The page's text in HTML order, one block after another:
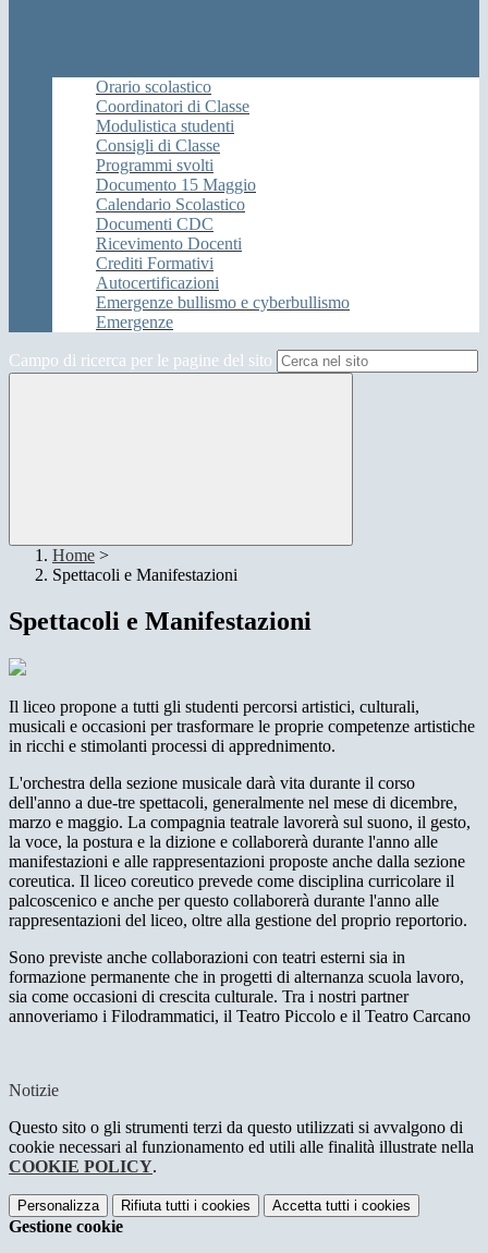
Orario scolastico
Coordinatori di Classe
Modulistica studenti
Consigli di Classe
Programmi svolti
Documento 15 Maggio
Calendario Scolastico
Documenti CDC
Ricevimento Docenti
Crediti Formativi
Autocertificazioni
Emergenze bullismo e cyberbullismo
Emergenze
Campo di ricerca per le pagine del sito
Home >
Spettacoli e Manifestazioni
Spettacoli e Manifestazioni
Il liceo propone a tutti gli studenti percorsi artistici, culturali,
musicali e occasioni per trasformare le proprie competenze artistiche
in ricchi e stimolanti processi di apprednimento.
L'orchestra della sezione musicale darà vita durante il corso
dell'anno a due-tre spettacoli, generalmente nel mese di dicembre,
marzo e maggio. La compagnia teatrale lavorerà sul suono, il gesto,
la voce, la postura e la dizione e collaborerà durante l'anno alle
manifestazioni e alle rappresentazioni proposte anche dalla sezione
coreutica. Il liceo coreutico prevede come disciplina curricolare il
palcoscenico e anche per questo collaborerà durante l'anno alle
rappresentazioni del liceo, oltre alla gestione del proprio reportorio.
Sono previste anche collaborazioni con teatri esterni sia in
formazione permanente che in progetti di alternanza scuola lavoro,
sia come occasioni di crescita culturale. Tra i nostri partner
annoveriamo i Filodrammatici, il Teatro Piccolo e il Teatro Carcano
Notizie
Questo sito o gli strumenti terzi da questo utilizzati si avvalgono di
cookie necessari al funzionamento ed utili alle finalità illustrate nella
COOKIE POLICY.
Personalizza Rifiuta tutti i cookies Accetta tutti i cookies
Gestione cookie